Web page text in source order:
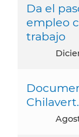
Da el
empleo
trabajo